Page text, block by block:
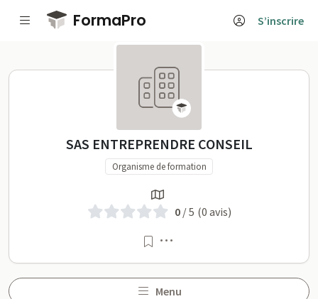
Passer au contenu principal
FormaPro S’inscrire
SAS ENTREPRENDRE
SAS ENTREPRENDRE CONSEIL
Organisme de formation
0/ 5 (0 avis)
Menu